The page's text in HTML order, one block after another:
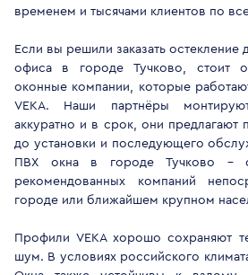
временем и тысячами клиентов по
Если вы решили заказать остекление
офиса в городе Тучково, стоит
оконные компании, которые
VEKA. Наши партнёры
аккуратно и в срок, они предлагают
до установки и последующего
ПВХ окна в городе Тучково -
рекомендованных компаний
городе или ближайшем крупном
Профили VEKA хорошо сохраняют
шум. В условиях российского